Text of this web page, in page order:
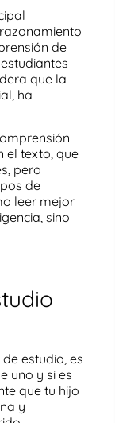
de
que la
ha
el texto, que
pero
de
leer mejor
sino
estudio, es
uno y si es
que tu hijo
y